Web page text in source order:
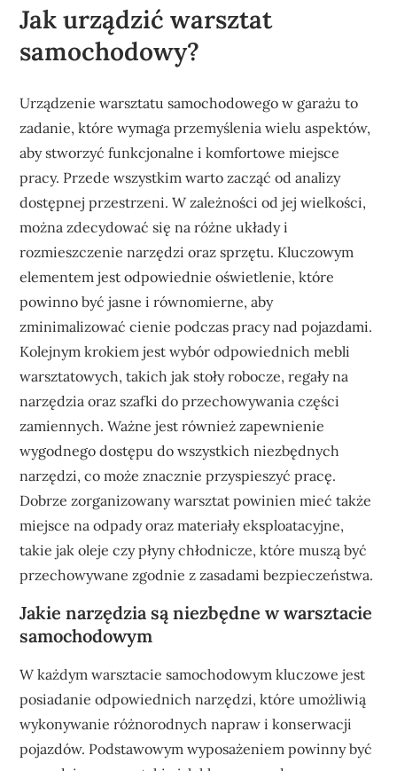
Jak urządzić warsztat
samochodowy?
Urządzenie warsztatu samochodowego w garażu to
zadanie, które wymaga przemyślenia wielu aspektów,
aby stworzyć funkcjonalne i komfortowe miejsce
pracy. Przede wszystkim warto zacząć od analizy
dostępnej przestrzeni. W zależności od jej wielkości,
można zdecydować się na różne układy i
rozmieszczenie narzędzi oraz sprzętu. Kluczowym
elementem jest odpowiednie oświetlenie, które
powinno być jasne i równomierne, aby
zminimalizować cienie podczas pracy nad pojazdami.
Kolejnym krokiem jest wybór odpowiednich mebli
warsztatowych, takich jak stoły robocze, regały na
narzędzia oraz szafki do przechowywania części
zamiennych. Ważne jest również zapewnienie
wygodnego dostępu do wszystkich niezbędnych
narzędzi, co może znacznie przyspieszyć pracę.
Dobrze zorganizowany warsztat powinien mieć także
miejsce na odpady oraz materiały eksploatacyjne,
takie jak oleje czy płyny chłodnicze, które muszą być
przechowywane zgodnie z zasadami bezpieczeństwa.
Jakie narzędzia są niezbędne w warsztacie
samochodowym
W każdym warsztacie samochodowym kluczowe jest
posiadanie odpowiednich narzędzi, które umożliwią
wykonywanie różnorodnych napraw i konserwacji
pojazdów. Podstawowym wyposażeniem powinny być